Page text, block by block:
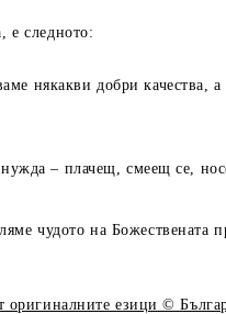
е следното:
някакви добри
нужда – плачещ, смеещ се,
чудото на Божествената
оригиналните езици ©